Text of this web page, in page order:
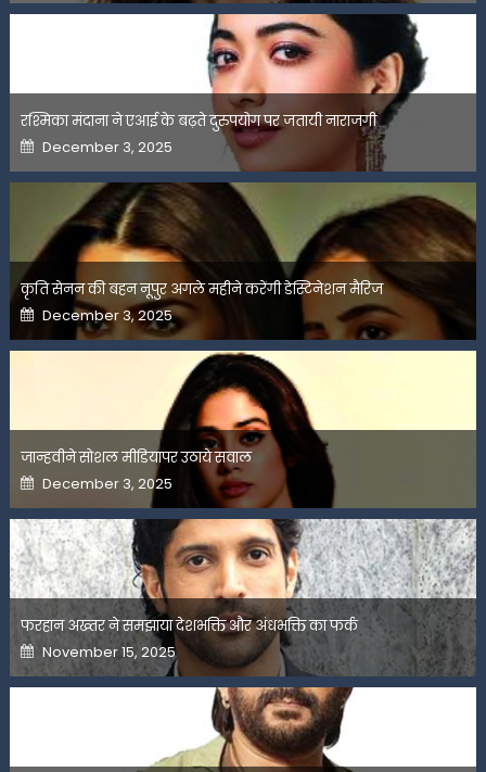
रश्मिका मंदाना ने एआई के बढ़ते दुरुपयोग पर जतायी नाराजगी
Posted
on
December 3, 2025
कृति सेनन की बहन नूपुर अगले महीने करेंगी डेस्टिनेशन मैरिज
Posted
on
December 3, 2025
जान्हवीने सोशल मीडियापर उठाये सवाल
Posted
on
December 3, 2025
फरहान अख्तर ने समझाया देशभक्ति और अंधभक्ति का फर्क
Posted
on
November 15, 2025